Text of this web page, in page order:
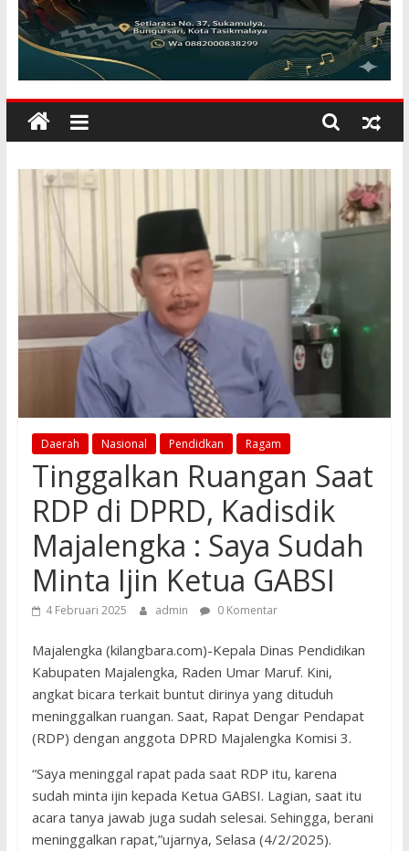
KILANGBARA
Membuka
Dunia
Daerah Nasional Pendidkan Ragam
Tinggalkan Ruangan Saat
RDP di DPRD, Kadisdik
Majalengka : Saya Sudah
Minta Ijin Ketua GABSI
4 Februari 2025 admin 0 Komentar
Majalengka (kilangbara.com)-Kepala Dinas Pendidikan
Kabupaten Majalengka, Raden Umar Maruf. Kini,
angkat bicara terkait buntut dirinya yang dituduh
meninggalkan ruangan. Saat, Rapat Dengar Pendapat
(RDP) dengan anggota DPRD Majalengka Komisi 3.
“Saya meninggal rapat pada saat RDP itu, karena
sudah minta ijin kepada Ketua GABSI. Lagian, saat itu
acara tanya jawab juga sudah selesai. Sehingga, berani
meninggalkan rapat,”ujarnya, Selasa (4/2/2025).